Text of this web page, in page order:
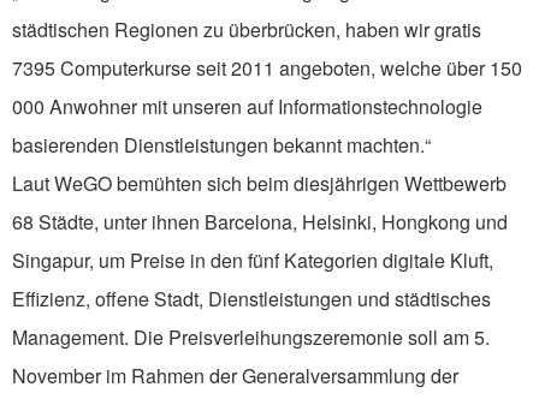
städtischen Regionen zu überbrücken, haben wir gratis
7395 Computerkurse seit 2011 angeboten, welche über 150
000 Anwohner mit unseren auf Informationstechnologie
basierenden Dienstleistungen bekannt machten.“
Laut WeGO bemühten sich beim diesjährigen Wettbewerb
68 Städte, unter ihnen Barcelona, Helsinki, Hongkong und
Singapur, um Preise in den fünf Kategorien digitale Kluft,
Effizienz, offene Stadt, Dienstleistungen und städtisches
Management. Die Preisverleihungszeremonie soll am 5.
November im Rahmen der Generalversammlung der